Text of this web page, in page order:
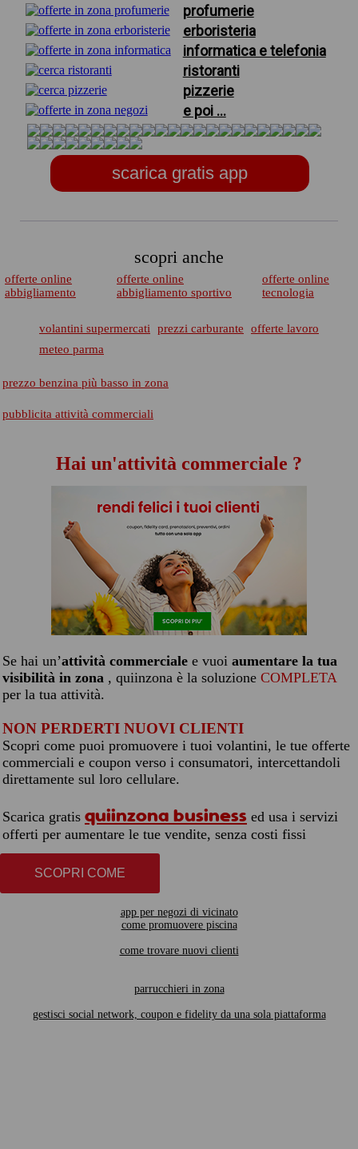
profumerie
erboristeria
informatica e telefonia
ristoranti
pizzerie
e poi ...
scarica gratis app
scopri anche
offerte online
abbigliamento
offerte online
abbigliamento sportivo
offerte online
tecnologia
volantini supermercati prezzi carburante
offerte lavoro
meteo parma
prezzo benzina più basso in zona
pubblicita attività commerciali
Hai un'attività commerciale ?
Se hai un’attività commerciale e vuoi aumentare la tua
visibilità in zona , quiinzona è la soluzione COMPLETA
per la tua attività.
NON PERDERTI NUOVI CLIENTI
Scopri come puoi promuovere i tuoi volantini, le tue offerte
commerciali e coupon verso i consumatori, intercettandoli
direttamente sul loro cellulare.
Scarica gratis quiinzona business ed usa i servizi
offerti per aumentare le tue vendite, senza costi fissi
SCOPRI COME
app per negozi di vicinato
come promuovere piscina
come trovare nuovi clienti
parrucchieri in zona
gestisci social network, coupon e fidelity da una sola piattaforma